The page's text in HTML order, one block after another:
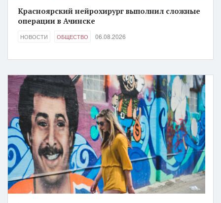
Красноярский нейрохирург выполнил сложные
операции в Ачинске
НОВОСТИ ОБЩЕСТВО 06.08.2026